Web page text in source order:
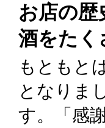
お店の歴
酒をたく
もともと
となりま
す。「感